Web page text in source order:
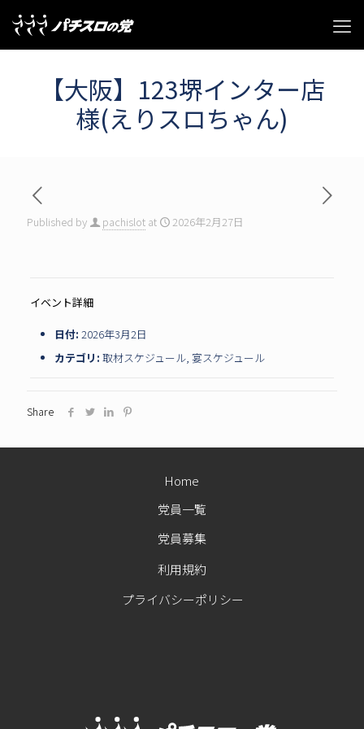
【大阪】123堺インター店
様(えりスロちゃん)
Published by pachislot at 2026年2月27日
イベント詳細
日付: 2026年3月2日
カテゴリ: 取材スケジュール, 宴スケジュール
Share
党員一覧
党員募集
利用規約
Home
プライバシーポリシー